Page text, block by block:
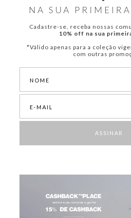
NA SUA
Cadastre-se, receba nossas
10% off na sua
*Válido apenas para a coleção
com outras
ASSINAR